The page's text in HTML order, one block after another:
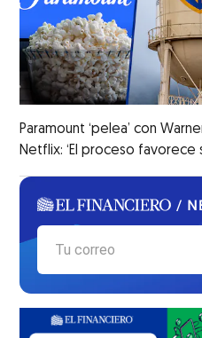
Paramount ‘pelea’ con
Netflix: ‘El proceso favorece